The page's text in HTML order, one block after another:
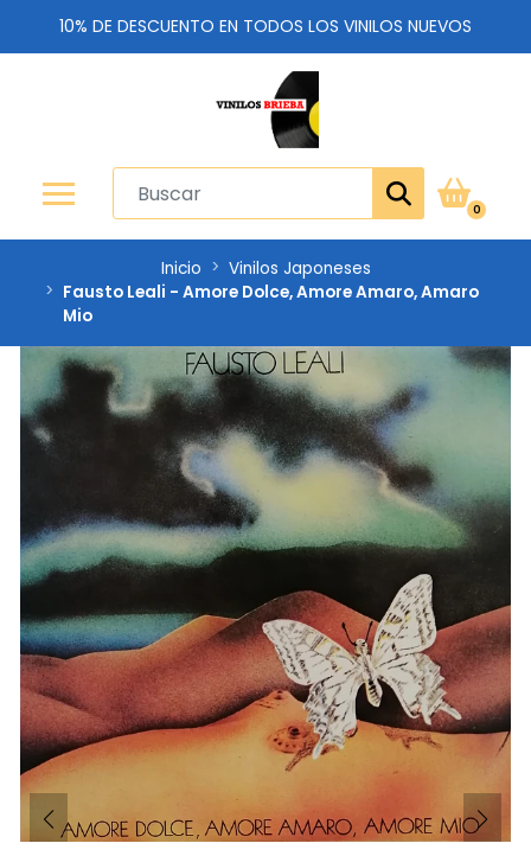
10% DE DESCUENTO EN TODOS LOS VINILOS NUEVOS
0
Inicio
Vinilos Japoneses
Fausto Leali - Amore Dolce, Amore Amaro, Amaro
Mio